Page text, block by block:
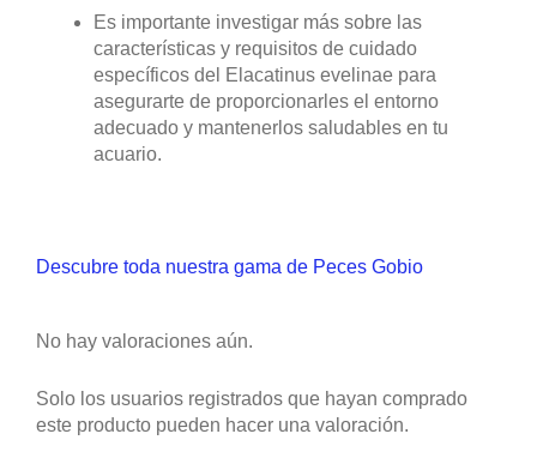
Es importante investigar más sobre las
características y requisitos de cuidado
específicos del Elacatinus evelinae para
asegurarte de proporcionarles el entorno
adecuado y mantenerlos saludables en tu
acuario.
Descubre toda nuestra gama de Peces Gobio
No hay valoraciones aún.
Solo los usuarios registrados que hayan comprado
este producto pueden hacer una valoración.